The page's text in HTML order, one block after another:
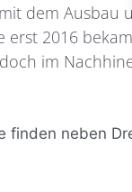
dem Ausbau
erst 2016
im
finden neben